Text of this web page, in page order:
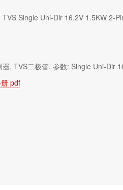
TVS Single Uni-Dir 16.2V 1.5KW 2-
器, TVS二极管, 参数: Single Uni-Dir
pdf